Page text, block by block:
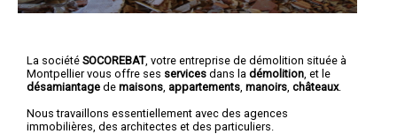
La société SOCOREBAT, votre entreprise de démolition située à
Montpellier vous offre ses services dans la démolition , et le
désamiantage de maisons appartements manoirs châteaux.
Nous travaillons essentiellement avec des agences
immobilières, des architectes et des particuliers.